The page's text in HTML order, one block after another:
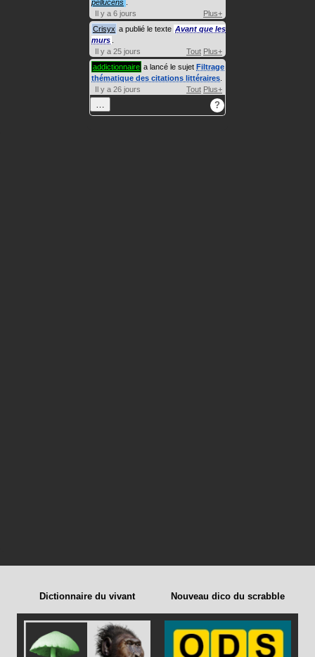
pellucens
Il y a 6 jours
Plus+
Crisyx a publié le texte Avant que les
murs
Il y a 25 jours
Tout Plus+
addictionnaire a lancé le sujet Filtrage
thématique des citations littéraires
Il y a 26 jours
Tout Plus+
… ?
Dictionnaire du vivant Nouveau dico du scrabble